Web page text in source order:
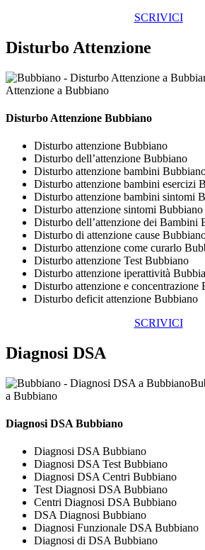
SCRIVICI
Disturbo Attenzione
Attenzione a Bubbiano
Disturbo Attenzione Bubbiano
Disturbo attenzione Bubbiano
Disturbo dell’attenzione Bubbiano
Disturbo attenzione bambini
Disturbo attenzione bambini esercizi
Disturbo attenzione bambini sintomi
Disturbo attenzione sintomi Bubbiano
Disturbo dell’attenzione dei Bambini
Disturbo di attenzione cause
Disturbo attenzione come curarlo
Disturbo attenzione Test Bubbiano
Disturbo attenzione iperattività
Disturbo attenzione e concentrazione
Disturbo deficit attenzione Bubbiano
SCRIVICI
Diagnosi DSA
a Bubbiano
Diagnosi DSA Bubbiano
Diagnosi DSA Bubbiano
Diagnosi DSA Test Bubbiano
Diagnosi DSA Centri Bubbiano
Test Diagnosi DSA Bubbiano
Centri Diagnosi DSA Bubbiano
DSA Diagnosi Bubbiano
Diagnosi Funzionale DSA Bubbiano
Diagnosi di DSA Bubbiano